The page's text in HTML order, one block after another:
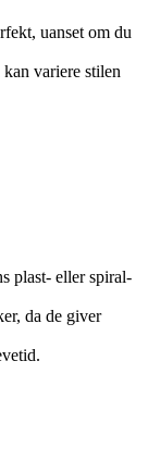
uanset om du
variere stilen
plast- eller spiral-
da de giver